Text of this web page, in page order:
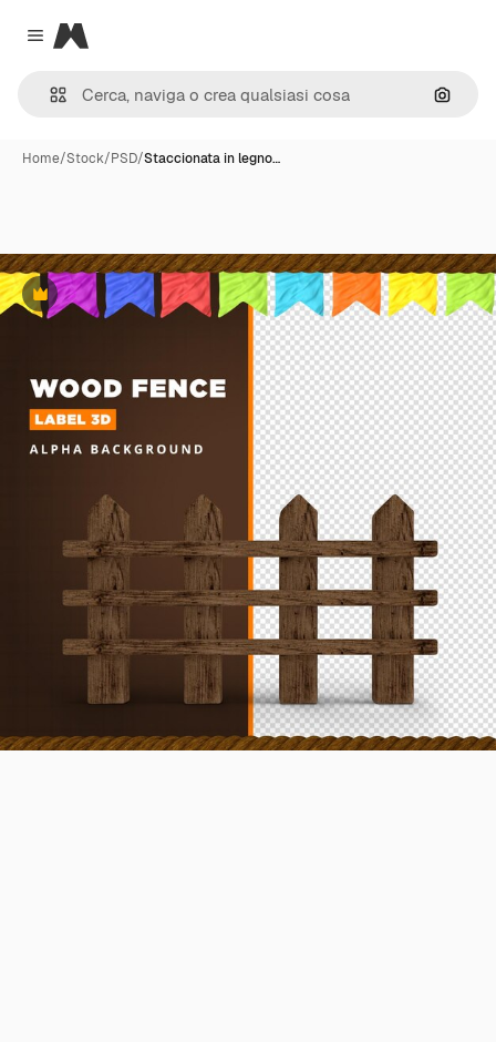
Close menu
Magnific
Cerca
Home/Stock/PSD/Staccionata in legno…
Premium